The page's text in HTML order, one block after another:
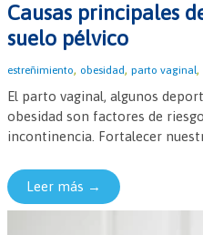
Causas principales
suelo pélvico
estreñimiento, obesidad , parto vaginal,
El parto vaginal, algunos
obesidad son factores de
incontinencia. Fortalecer
Leer más →